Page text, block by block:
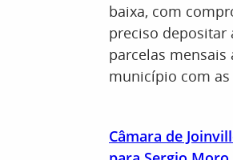
baixa, com
preciso depositar
parcelas
município com
Câmara de